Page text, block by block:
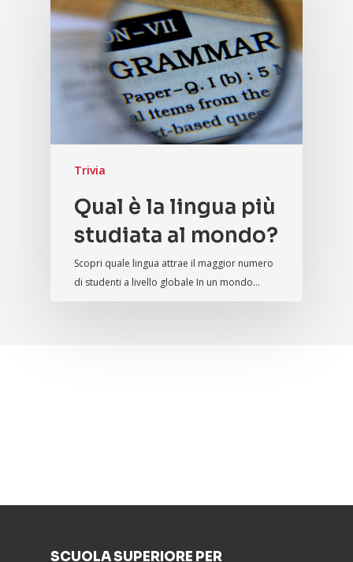
Trivia
Qual è la lingua più
studiata al mondo?
Scopri quale lingua attrae il maggior numero
di studenti a livello globale In un mondo…
SCUOLA SUPERIORE PER